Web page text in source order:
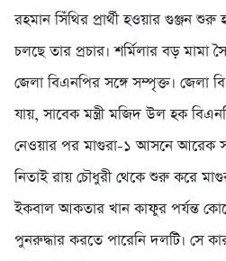
রহমান সিঁথির প্রার্থী হওয়ার গুঞ্জন
চলছে তার প্রচার। শর্মিলার বড় মামা
জেলা বিএনপির সঙ্গে সম্পৃক্ত। জেলা
যায়, সাবেক মন্ত্রী মজিদ উল হক
নেওয়ার পর মাগুরা-১ আসনে আরেক
নিতাই রায় চৌধুরী থেকে শুরু করে
ইকবাল আকতার খান কাফুর পর্যন্ত
পুনরুদ্ধার করতে পারেনি দলটি। সে